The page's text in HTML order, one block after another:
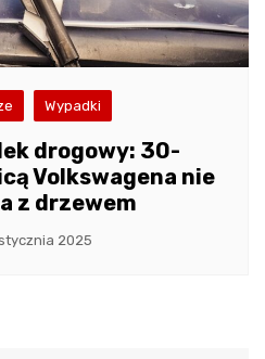
Wypadki
drogowy: 30-
Volkswagena nie
z drzewem
2025